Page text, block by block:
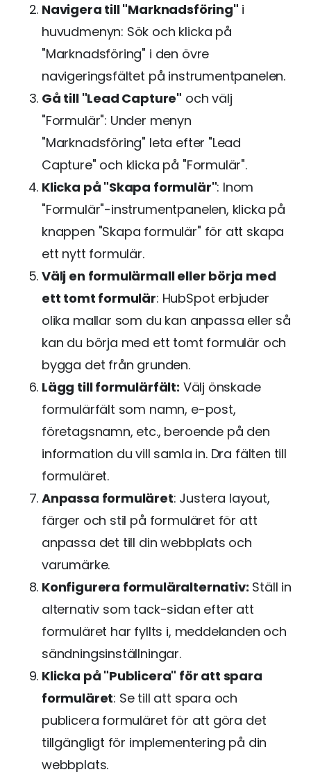
Navigera till "Marknadsföring" i
huvudmenyn: Sök och klicka på
"Marknadsföring" i den övre
navigeringsfältet på instrumentpanelen.
Gå till "Lead Capture" och välj
"Formulär": Under menyn
"Marknadsföring" leta efter "Lead
Capture" och klicka på "Formulär".
Klicka på "Skapa formulär": Inom
"Formulär"-instrumentpanelen, klicka på
knappen "Skapa formulär" för att skapa
ett nytt formulär.
Välj en formulärmall eller börja med
ett tomt formulär: HubSpot erbjuder
olika mallar som du kan anpassa eller så
kan du börja med ett tomt formulär och
bygga det från grunden.
Lägg till formulärfält: Välj önskade
formulärfält som namn, e-post,
företagsnamn, etc., beroende på den
information du vill samla in. Dra fälten till
formuläret.
Anpassa formuläret: Justera layout,
färger och stil på formuläret för att
anpassa det till din webbplats och
varumärke.
Konfigurera formuläralternativ: Ställ in
alternativ som tack-sidan efter att
formuläret har fyllts i, meddelanden och
sändningsinställningar.
Klicka på "Publicera" för att spara
formuläret: Se till att spara och
publicera formuläret för att göra det
tillgängligt för implementering på din
webbplats.